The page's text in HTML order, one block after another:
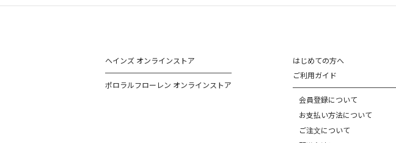
ヘインズ オンラインストア
ポロラルフローレン オンラインストア
はじめての方へ
ご利用ガイド
会員登録について
お支払い方法について
ご注文について